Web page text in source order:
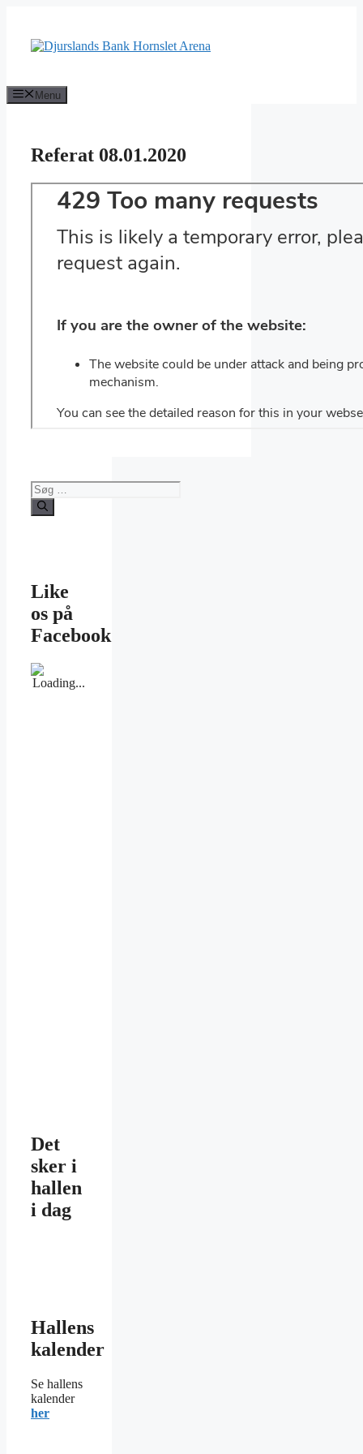
indhold
Menu
Referat 08.01.2020
Søg
efter:
Like
os på
Facebook
Det
sker i
hallen
i dag
Hallens
kalender
Se hallens
kalender
her